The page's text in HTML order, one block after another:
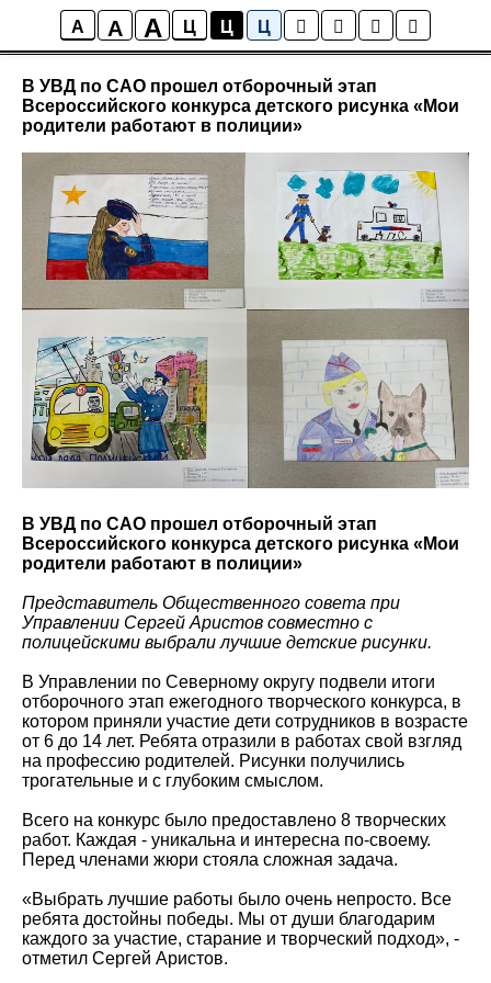
A A A Ц Ц Ц
Новости района Коптево
В УВД по САО прошел отборочный этап
Всероссийского конкурса детского рисунка «Мои
родители работают в полиции»
В УВД по САО прошел отборочный этап
Всероссийского конкурса детского рисунка «Мои
родители работают в полиции»
Представитель Общественного совета при
Управлении Сергей Аристов совместно с
полицейскими выбрали лучшие детские рисунки.
В Управлении по Северному округу подвели итоги
отборочного этап ежегодного творческого конкурса, в
котором приняли участие дети сотрудников в возрасте
от 6 до 14 лет. Ребята отразили в работах свой взгляд
на профессию родителей. Рисунки получились
трогательные и с глубоким смыслом.
Всего на конкурс было предоставлено 8 творческих
работ. Каждая - уникальна и интересна по-своему.
Перед членами жюри стояла сложная задача.
«Выбрать лучшие работы было очень непросто. Все
ребята достойны победы. Мы от души благодарим
каждого за участие, старание и творческий подход», -
отметил Сергей Аристов.